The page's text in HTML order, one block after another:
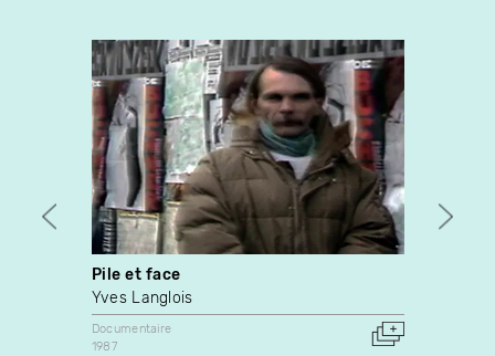
Pile et face
Yves Langlois
Documentaire
1987